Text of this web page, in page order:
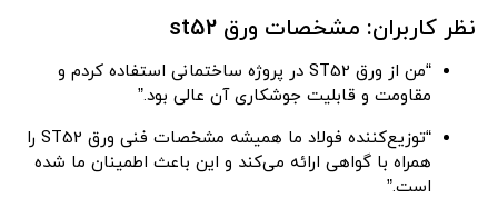
نظر کاربران: مشخصات ورق st52
“من از ورق ST52 در پروژه ساختمانی استفاده کردم و
مقاومت و قابلیت جوشکاری آن عالی بود.”
“توزیع‌کننده فولاد ما همیشه مشخصات فنی ورق ST52 را
همراه با گواهی ارائه می‌کند و این باعث اطمینان ما شده
است.”